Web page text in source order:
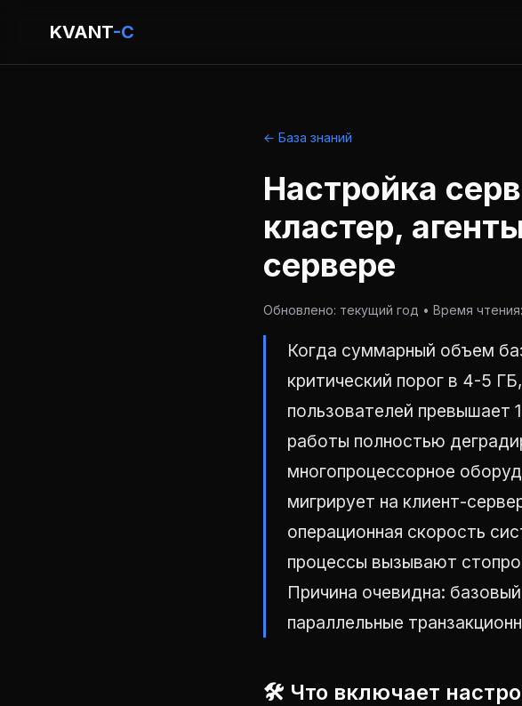
KVANT-C
← База знаний
Настройка
кластер,
сервере
Обновлено: текущий год • Время
Когда суммарный объем
критический порог в 4-5
пользователей превышает
работы полностью
многопроцессорное
мигрирует на клиент-
операционная скорость
процессы вызывают
Причина очевидна:
параллельные
🛠 Что включает